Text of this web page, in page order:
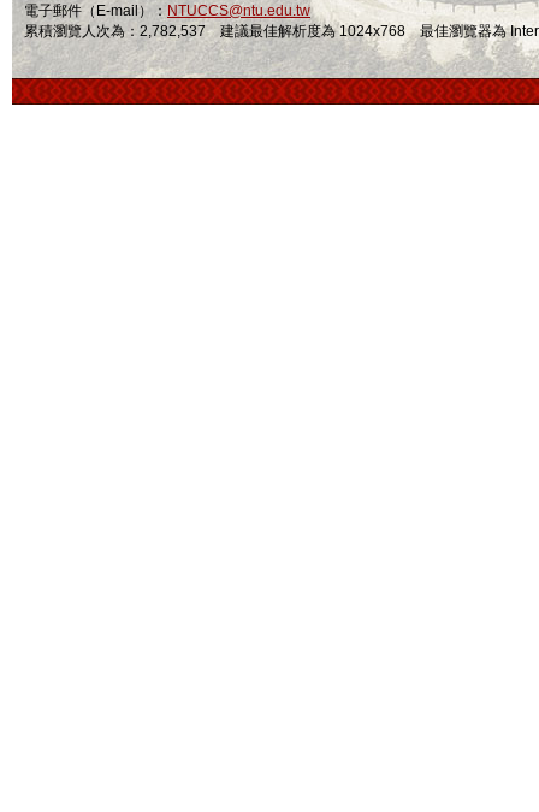
電子郵件（E-mail）： NTUCCS@ntu.edu.tw
累積瀏覽人次為：2,782,537 建議最佳解析度為 1024x768 最佳瀏覽器為